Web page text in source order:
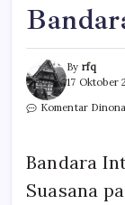
By rfq
17 Oktober
Komentar
Bandara
Suasana